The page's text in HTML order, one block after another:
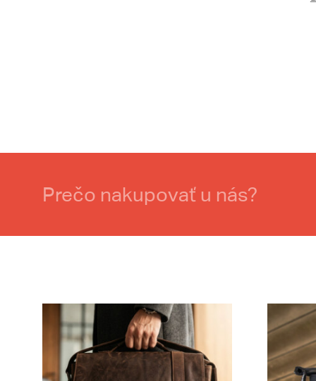
Prečo nakupovať u nás?